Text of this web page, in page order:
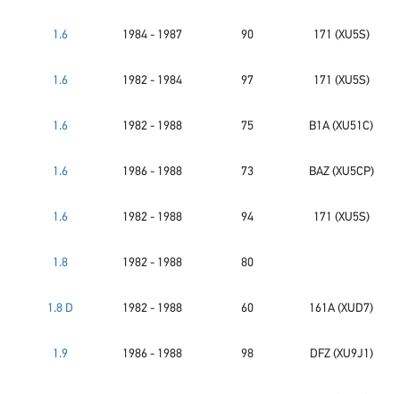
1.6 1984 - 1987 90 171 (XU5S)
1.6 1982 - 1984 97 171 (XU5S)
1.6 1982 - 1988 75 B1A (XU51C)
1.6 1986 - 1988 73 BAZ (XU5CP)
1.6 1982 - 1988 94 171 (XU5S)
1.8 1982 - 1988 80
1.8 D 1982 - 1988 60 161A (XUD7)
1.9 1986 - 1988 98 DFZ (XU9J1)